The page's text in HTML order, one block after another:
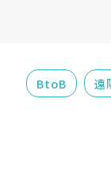
BtoB 遠